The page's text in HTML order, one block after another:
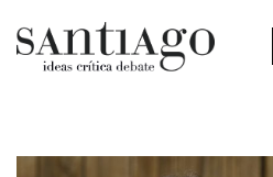
Actualidad